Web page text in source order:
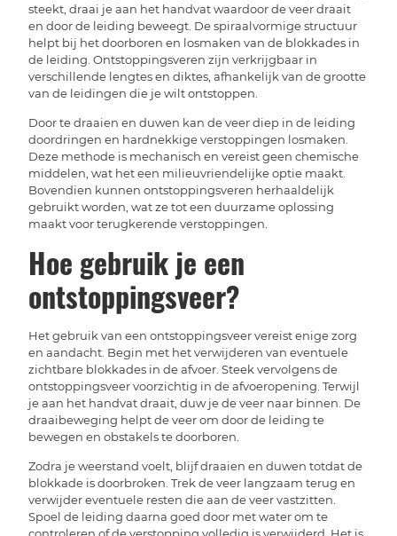
steekt, draai je aan het handvat waardoor de veer draait
en door de leiding beweegt. De spiraalvormige structuur
helpt bij het doorboren en losmaken van de blokkades in
de leiding. Ontstoppingsveren zijn verkrijgbaar in
verschillende lengtes en diktes, afhankelijk van de grootte
van de leidingen die je wilt ontstoppen.
Door te draaien en duwen kan de veer diep in de leiding
doordringen en hardnekkige verstoppingen losmaken.
Deze methode is mechanisch en vereist geen chemische
middelen, wat het een milieuvriendelijke optie maakt.
Bovendien kunnen ontstoppingsveren herhaaldelijk
gebruikt worden, wat ze tot een duurzame oplossing
maakt voor terugkerende verstoppingen.
Hoe gebruik je een
ontstoppingsveer?
Het gebruik van een ontstoppingsveer vereist enige zorg
en aandacht. Begin met het verwijderen van eventuele
zichtbare blokkades in de afvoer. Steek vervolgens de
ontstoppingsveer voorzichtig in de afvoeropening. Terwijl
je aan het handvat draait, duw je de veer naar binnen. De
draaibeweging helpt de veer om door de leiding te
bewegen en obstakels te doorboren.
Zodra je weerstand voelt, blijf draaien en duwen totdat de
blokkade is doorbroken. Trek de veer langzaam terug en
verwijder eventuele resten die aan de veer vastzitten.
Spoel de leiding daarna goed door met water om te